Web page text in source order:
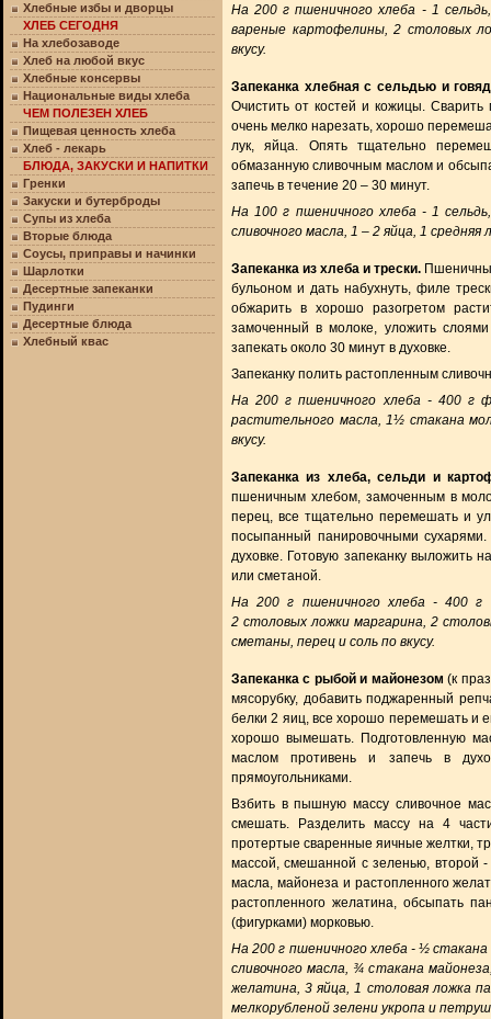
Хлебные избы и дворцы
ХЛЕБ СЕГОДНЯ
На хлебозаводе
Хлеб на любой вкус
Хлебные консервы
Национальные виды хлеба
ЧЕМ ПОЛЕЗЕН ХЛЕБ
Пищевая ценность хлеба
Хлеб - лекарь
БЛЮДА, ЗАКУСКИ И НАПИТКИ
Гренки
Закуски и бутерброды
Супы из хлеба
Вторые блюда
Соусы, приправы и начинки
Шарлотки
Десертные запеканки
Пудинги
Десертные блюда
Хлебный квас
На 200 г пшеничного хлеба - 1
вареные картофелины, 2 столовых
вкусу.
Запеканка хлебная с сельдью и
Очистить от костей и кожицы.
очень мелко нарезать, хорошо
лук, яйца. Опять тщательно
обмазанную сливочным маслом и
запечь в течение 20 – 30 минут.
На 100 г пшеничного хлеба - 1
сливочного масла, 1 – 2 яйца, 1 средняя
Запеканка из хлеба и трески.
бульоном и дать набухнуть, филе
обжарить в хорошо разогретом
замоченный в молоке, уложить
запекать около 30 минут в духовке.
Запеканку полить растопленным
На 200 г пшеничного хлеба - 400 г
растительного масла, 1½ стакана
вкусу.
Запеканка из хлеба, сельди и
пшеничным хлебом, замоченным в
перец, все тщательно перемешать и
посыпанный панировочными
духовке. Готовую запеканку выложить
или сметаной.
На 200 г пшеничного хлеба - 400 г
2 столовых ложки маргарина, 2
сметаны, перец и соль по вкусу.
Запеканка с рыбой и майонезом (к
мясорубку, добавить поджаренный
белки 2 яиц, все хорошо перемешать и
хорошо вымешать. Подготовленную
маслом противень и запечь в
прямоугольниками.
Взбить в пышную массу сливочное
смешать. Разделить массу на 4
протертые сваренные яичные желтки,
массой, смешанной с зеленью, второй
масла, майонеза и растопленного
растопленного желатина, обсыпать
(фигурками) морковью.
На 200 г пшеничного хлеба - ½
сливочного масла, ¾ стакана
желатина, 3 яйца, 1 столовая ложка
мелкорубленой зелени укропа и